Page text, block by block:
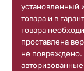
установленный
товара и в
товара
проставлена
не повреждено.